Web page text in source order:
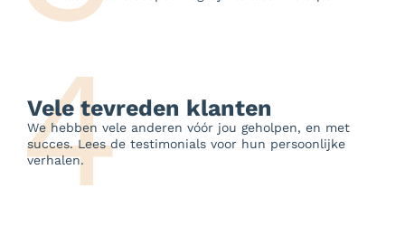
4
Vele tevreden klanten
We hebben vele anderen vóór jou geholpen, en met
succes. Lees de testimonials voor hun persoonlijke
verhalen.